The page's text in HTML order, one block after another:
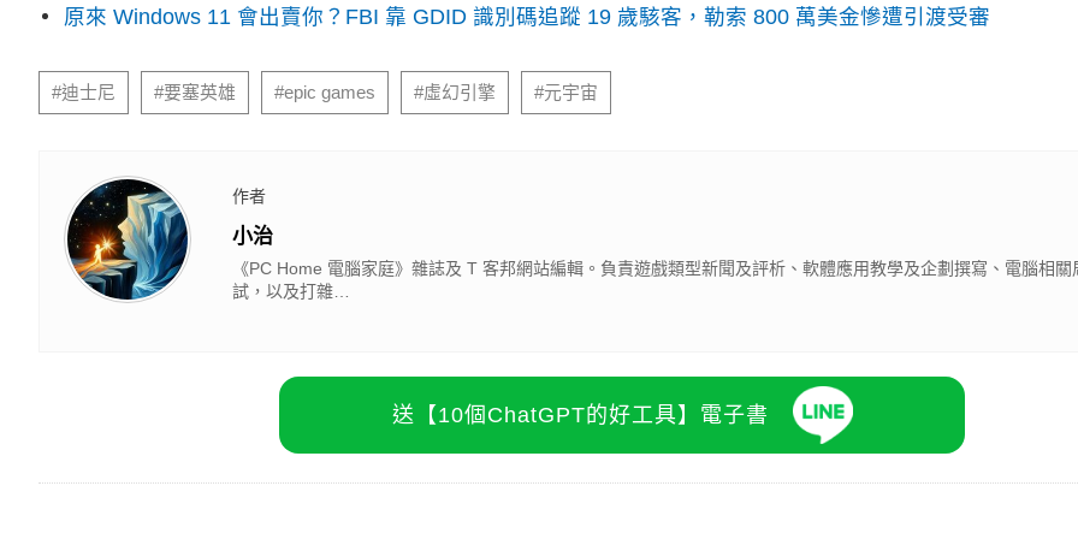
原來 Windows 11 會出賣你？FBI 靠 GDID 識別碼追蹤 19 歲駭客，勒索 800 萬美金慘遭引渡受審
#迪士尼 #要塞英雄 #epic games #虛幻引擎 #元宇宙
作者
小治
《PC Home 電腦家庭》雜誌及 T 客邦網站編輯。負責遊戲類型新聞及評析、軟體應用教學及企劃撰寫、電腦相關
試，以及打雜…
送【10個ChatGPT的好工具】電子書